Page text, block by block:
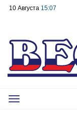
10 Августа 15:07
Toggle